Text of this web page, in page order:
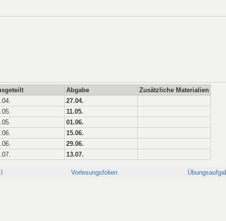
Abgabe
Zusätzliche Materialien
27.04.
11.05.
01.06.
15.06.
29.06.
13.07.
Vorlesungsfolien